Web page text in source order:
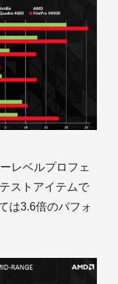
レベルプロフェ
ストアイテムで
は3.6倍のパフォ